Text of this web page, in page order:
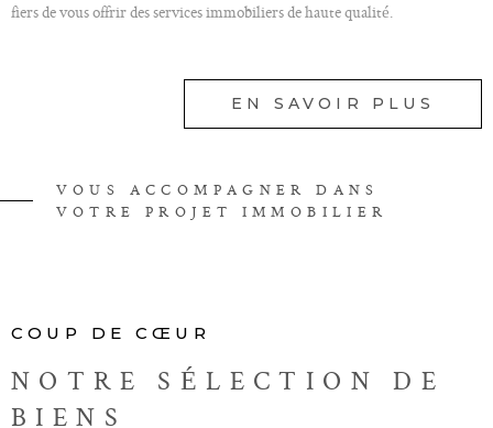
fiers de vous offrir des services immobiliers de haute qualité.
À l'agence Immobilière Victor Hugo, nous comprenons que chaque projet
Notre équipe dédiée met à votre disposition son savoir-faire et son réseau
pour VOUS ACCOMPAGNER À CHAQUE ÉTAPE DE VOTRE
LOCATION D'UN LOGEMENT dans la région.
Nos services de vente et de location
EN SAVOIR PLUS
VOUS ACCOMPAGNER DANS
VOTRE PROJET IMMOBILIER
COUP DE CŒUR
NOTRE SÉLECTION
DE
BIENS